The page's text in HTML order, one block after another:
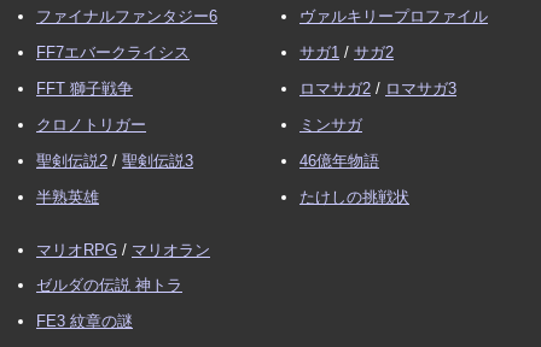
ファイナルファンタジー6
FF7エバークライシス
FFT 獅子戦争
クロノトリガー
聖剣伝説2 / 聖剣伝説3
半熟英雄
ヴァルキリープロファイル
サガ1 / サガ2
ロマサガ2 / ロマサガ3
ミンサガ
46億年物語
たけしの挑戦状
マリオRPG / マリオラン
ゼルダの伝説 神トラ
FE3 紋章の謎